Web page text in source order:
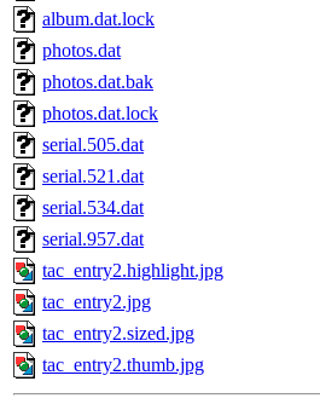
album.dat.lock
photos.dat
photos.dat.bak
photos.dat.lock
serial.505.dat
serial.521.dat
serial.534.dat
serial.957.dat
tac_entry2.highlight.jpg
tac_entry2.jpg
tac_entry2.sized.jpg
tac_entry2.thumb.jpg